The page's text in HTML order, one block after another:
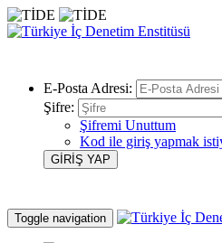
E-Posta Adresi:
Şifre:
Şifremi Unuttum
Kod ile giriş yapmak
Toggle navigation